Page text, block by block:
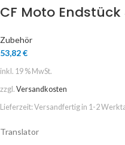
CF Moto
Zubehör
53,82€
inkl. 19 % MwSt.
zzgl. Versandkosten
Lieferzeit: Versandfertig in 1-2
Translator